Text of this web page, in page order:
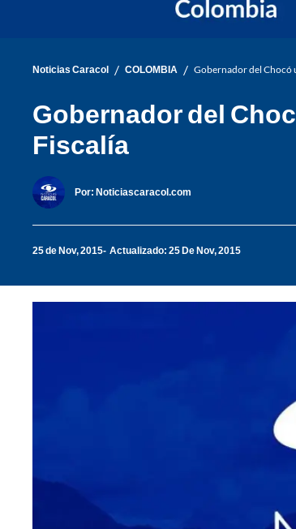
Noticias Caracol / COLOMBIA / Gobernador del Chocó
Gobernador del
Fiscalía
Por: Noticiascaracol.com
25 de Nov, 2015 Actualizado: 25 De Nov, 2015